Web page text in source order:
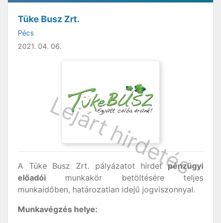
Tüke Busz Zrt.
Pécs
2021. 04. 06.
A Tüke Busz Zrt. pályázatot hirdetpénzügyi
előadói munkakör betöltésére teljes
munkaidőben, határozatlan idejű jogviszonnyal.
Munkavégzés helye: